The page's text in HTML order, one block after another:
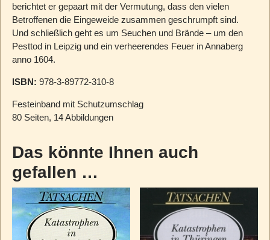
berichtet er gepaart mit der Vermutung, dass den vielen
Betroffenen die Eingeweide zusammen geschrumpft sind.
Und schließlich geht es um Seuchen und Brände – um den
Pesttod in Leipzig und ein verheerendes Feuer in Annaberg
anno 1604.
ISBN: 978-3-89772-310-8
Festeinband mit Schutzumschlag
80 Seiten, 14 Abbildungen
Das könnte Ihnen auch
gefallen …